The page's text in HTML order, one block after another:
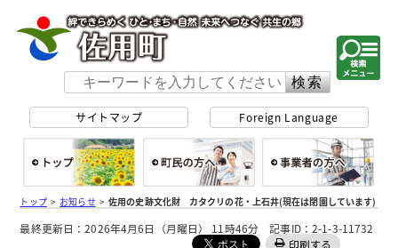
サイトマップ Foreign Language
総合トップ 町民の方へ
トップ> お知らせ>佐用の史跡文化財 カタクリの花・上石井(現在は閉園しています)
最終更新日：2026年4月6日（月曜日） 11時46分 記事ID：2-1-3-11732
印刷する